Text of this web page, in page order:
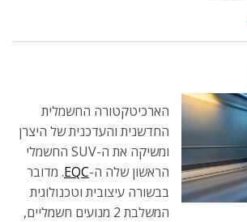
הארכיטקטורה החשמלית
החדשנית והעדכנית של היצרן
ומשיקה את ה-SUV החשמלי
הראשון שלה ה-EQC. מדובר
בבשורה עיצובית וטכנולוגית
המשלבת 2 מנועים חשמליים,